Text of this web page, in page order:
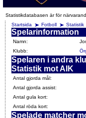
Statistikdatabasen är för
Startsida
Fotboll Statistik
Spelarinformation
Namn:
Klubb:
Spelaren i andra
Statistik mot AIK
Antal gjorda mål:
Antal gjorda assist:
Antal gula kort:
Antal röda kort:
Spelade matcher